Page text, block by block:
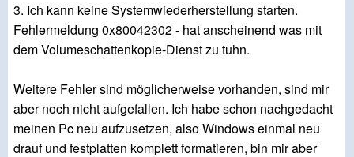
3. Ich kann keine Systemwiederherstellung starten.
Fehlermeldung 0x80042302 - hat anscheinend was mit
dem Volumeschattenkopie-Dienst zu tuhn.
Weitere Fehler sind möglicherweise vorhanden, sind mir
aber noch nicht aufgefallen. Ich habe schon nachgedacht
meinen Pc neu aufzusetzen, also Windows einmal neu
drauf und festplatten komplett formatieren, bin mir aber